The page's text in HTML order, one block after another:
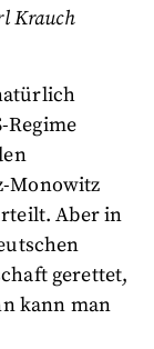
Krauch
Regime
Monowitz
Aber in
gerettet,
kann man